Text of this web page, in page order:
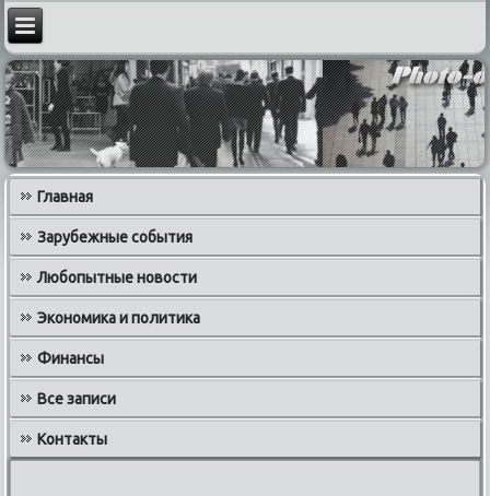
Главная
Зарубежные события
Любопытные новости
Экономика и политика
Финансы
Все записи
Контакты